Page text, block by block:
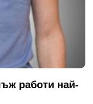
работи най-